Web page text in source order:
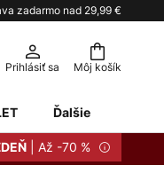
zadarmo nad 29,99 €
Môj košík
Prihlásiť sa
Ďalšie
| Až -70 %